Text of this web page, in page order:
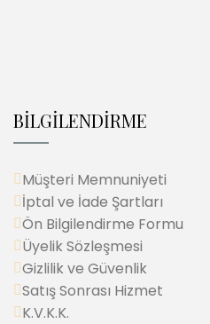
BİLGİLENDİRME
Müşteri Memnuniyeti
İptal ve İade Şartları
Ön Bilgilendirme Formu
Üyelik Sözleşmesi
Gizlilik ve Güvenlik
Satış Sonrası Hizmet
K.V.K.K.